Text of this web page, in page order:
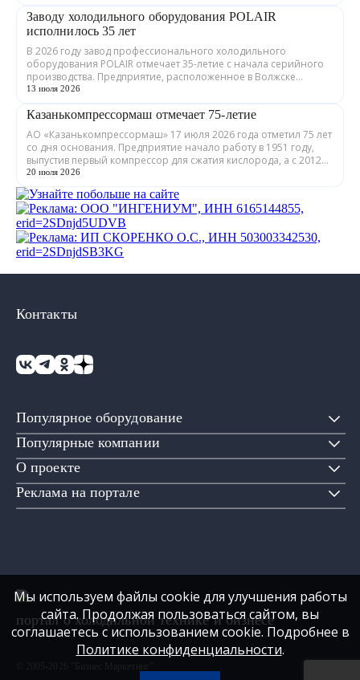
Заводу холодильного оборудования POLAIR
исполнилось 35 лет
В 2026 году завод профессионального холодильного
оборудования POLAIR отмечает 35-летие с начала серийного
производства. Предприятие, расположенное в Волжске
Республики Марий Эл, выпускает обору...
13 июля 2026
Казанькомпрессормаш отмечает 75-летие
АО «Казанькомпрессормаш» 17 июля 2026 года отметил 75 лет
со дня основания. Предприятие начало работу в 1951 году,
выпустив первый компрессор для сжатия кислорода, а с 2012
года входит в состав...
20 июля 2026
Популярное оборудование
Популярные компании
О проекте
Реклама на портале
Контакты
портал о холодильной технике и бизнесе
Мы используем файлы cookie для улучшения работы
сайта. Продолжая пользоваться сайтом, вы
соглашаетесь с использованием cookie. Подробнее в
Политике конфиденциальности.